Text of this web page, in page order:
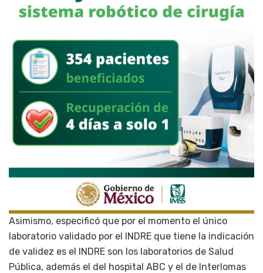
Asimismo, especificó que por el momento el único
laboratorio validado por el INDRE que tiene la indicación
de validez es el INDRE son los laboratorios de Salud
Pública, además el del hospital ABC y el de Interlomas